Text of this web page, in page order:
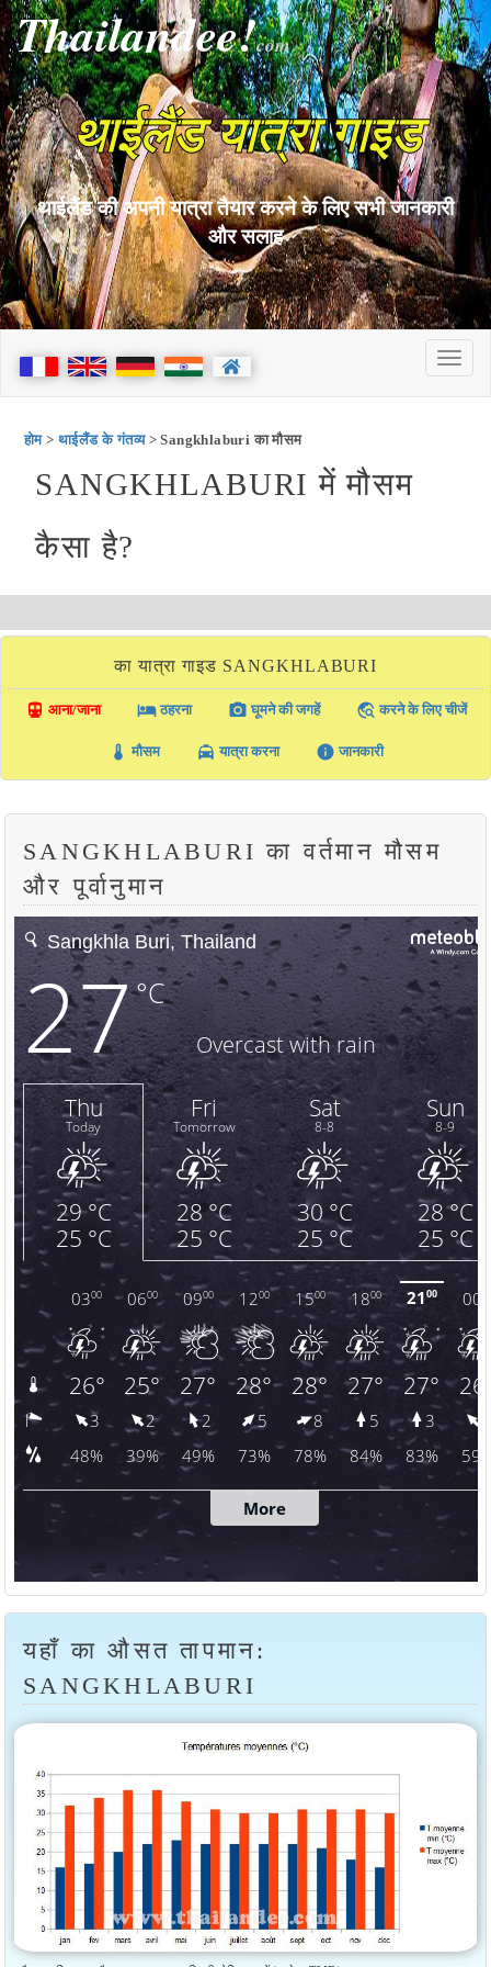
Thailandee!com
थाईलैंड यात्रा गाइड
थाईलैंड की अपनी यात्रा तैयार करने के लिए सभी जानकारी
और सलाह
होम>थाईलैंड के गंतव्य> Sangkhlaburi का मौसम
SANGKHLABURI में मौसम
कैसा है?
का यात्रा गाइड SANGKHLABURI
directions_transit आना/जाना local_hotelठहरना photo_camera घूमने की जगहें travel_explore करने के लिए चीजें
thermostat मौसम local_taxi यात्रा करना info जानकारी
SANGKHLABURI का वर्तमान मौसम
और पूर्वानुमान
यहाँ का औसत तापमान:
SANGKHLABURI